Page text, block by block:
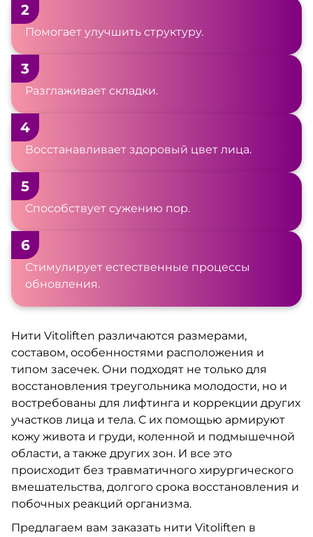
2
Помогает улучшить структуру.
3
Разглаживает складки.
4
Восстанавливает здоровый цвет лица.
5
Способствует сужению пор.
6
Стимулирует естественные процессы
обновления.
Нити Vitoliften различаются размерами,
составом, особенностями расположения и
типом засечек. Они подходят не только для
восстановления треугольника молодости, но и
востребованы для лифтинга и коррекции других
участков лица и тела. С их помощью армируют
кожу живота и груди, коленной и подмышечной
области, а также других зон. И все это
происходит без травматичного хирургического
вмешательства, долгого срока восстановления и
побочных реакций организма.
Предлагаем вам заказать нити Vitoliften в